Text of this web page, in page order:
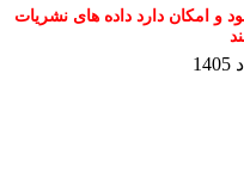
و امکان دارد داده های نشریات